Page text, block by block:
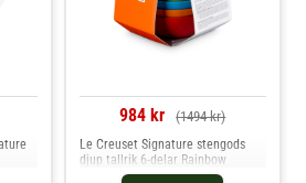
984 kr (1494 kr)
Le Creuset Signature stengods
djup tallrik 6-delar Rainbow